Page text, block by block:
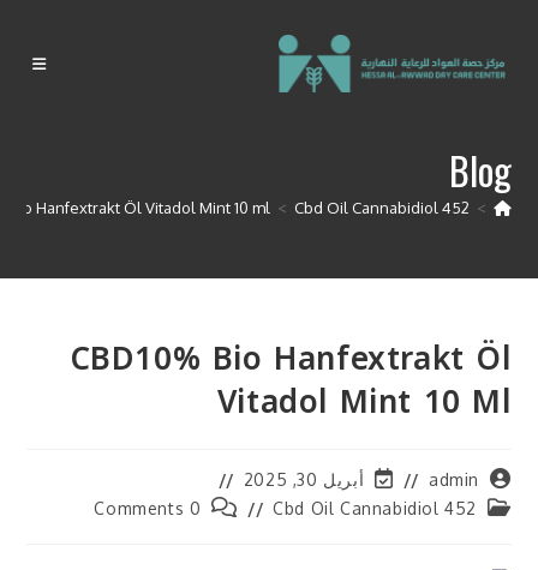
content
Blog
>
Cbd Oil Cannabidiol 452
>
Bio Hanfextrakt Öl Vitadol Mint 10 ml
CBD10% Bio Hanfextrakt Öl
Vitadol Mint 10 Ml
Post
author:
admin
Post
last
أبريل 30, 2025
Post
Cbd Oil Cannabidiol 452
Post
0 Comments